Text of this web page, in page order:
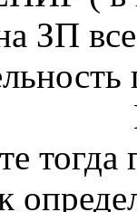
ЗП
тогда